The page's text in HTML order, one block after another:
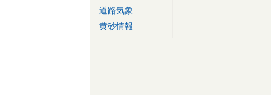
道路気象
黄砂情報